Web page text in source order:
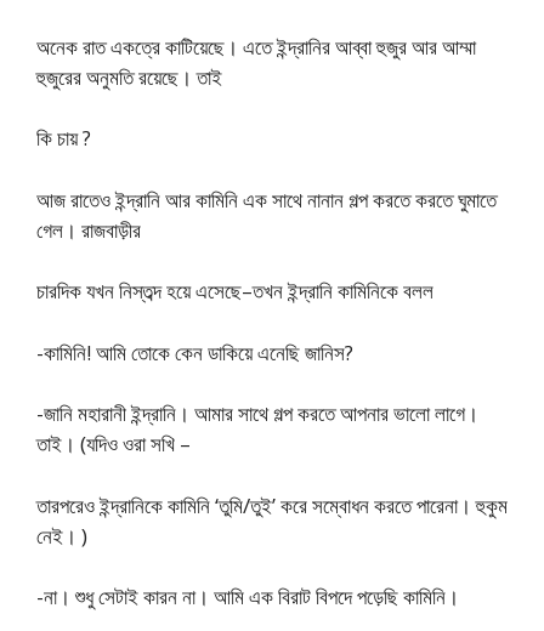
অনেক রাত একত্রে কাটিয়েছে। এতে ইন্দ্রানির আব্বা হুজুর আর আম্মা
হুজুরের অনুমতি রয়েছে। তাই
কি চায় ?
আজ রাতেও ইন্দ্রানি আর কামিনি এক সাথে নানান গল্প করতে করতে ঘুমাতে
গেল। রাজবাড়ীর
চারদিক যখন নিস্তব্দ হয়ে এসেছে–তখন ইন্দ্রানি কামিনিকে বলল
-কামিনি! আমি তােকে কেন ডাকিয়ে এনেছি জানিস?
-জানি মহারানী ইন্দ্রানি। আমার সাথে গল্প করতে আপনার ভালাে লাগে।
তাই। (যদিও ওরা সখি –
তারপরেও ইন্দ্রানিকে কামিনি ‘তুমি/তুই’ করে সম্বােধন করতে পারেনা। হুকুম
নেই। )
-না। শুধু সেটাই কারন না। আমি এক বিরাট বিপদে পড়েছি কামিনি।